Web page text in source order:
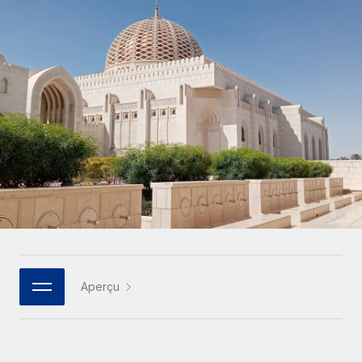
Gestion des freelances
Intégrez et gérez vos freelances partout dans le monde
Sous-traitez les opérations complexes liées à l’emploi
INFRASTRUCTURE
Intégration Remote
Intégrez vos RH aux flux de travail en toute simplicité
Plateforme
Des fonctions RH clés intégrées pour votre équipe
Connectez n'importe quel outil d’IA à Remote grâce à
notre MCP
Comparer Remote
Examinez notre service par rapport aux autres
CROISSANCE
Start-ups
Des solutions agiles et internationales pour les RH et la
paie des entreprises en pleine croissance
Entreprises intermédiaires
Développez vos équipes avec des solutions RH sur
mesure
Entreprise
Les RH à l’international pour les grandes entreprises
Calculateur de paiement des freelances
Découvrez les devises disponibles et les vitesses de
paiement pour vos freelances internationaux
APPRENDRE AVEC REMOTE
Recherche et guides
Études de cas
Checklists et modèles
Descriptions de postes
Français
Deutsch
Español
Italiano
Português (Portugal)
日本語
한국어
Connexion
Aperçu